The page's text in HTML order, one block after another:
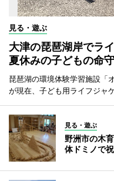
見る・遊ぶ
大津の琵琶湖岸でラ
夏休みの子どもの命
琵琶湖の環境体験学習施設「
が現在、子ども用ライフジャ
見る・遊ぶ
野洲市の木
体ドミノで